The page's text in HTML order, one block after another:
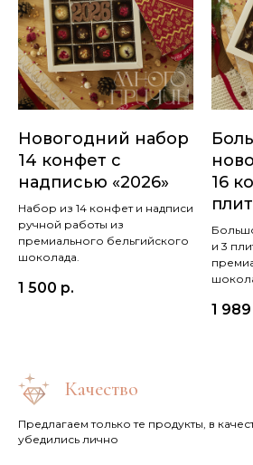
Новогодний набор
14 конфет с
надписью «2026»
Набор из 14 конфет и надписи
ручной работы из
премиального бельгийского
шоколада.
1 500 р.
16
и 3
1 989
Качество
Предлагаем только те продукты, в
убедились лично